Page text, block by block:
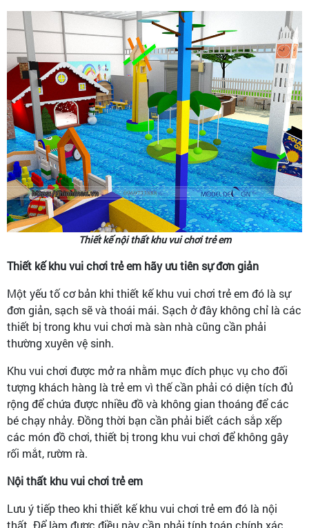
Thiết kế nội thất khu vui chơi trẻ em
Thiết kế khu vui chơi trẻ em hãy ưu tiên sự đơn giản
Một yếu tố cơ bản khi thiết kế khu vui chơi trẻ em đó là sự
đơn giản, sạch sẽ và thoái mái. Sạch ở đây không chỉ là các
thiết bị trong khu vui chơi mà sàn nhà cũng cần phải
thường xuyên vệ sinh.
Khu vui chơi được mở ra nhằm mục đích phục vụ cho đối
tượng khách hàng là trẻ em vì thế cần phải có diện tích đủ
rộng để chứa được nhiều đồ và không gian thoáng để các
bé chạy nhảy. Đồng thời bạn cần phải biết cách sắp xếp
các món đồ chơi, thiết bị trong khu vui chơi để không gây
rối mắt, rườm rà.
Nội thất khu vui chơi trẻ em
Lưu ý tiếp theo khi thiết kế khu vui chơi trẻ em đó là nội
thất. Để làm được điều này cần phải tính toán chính xác